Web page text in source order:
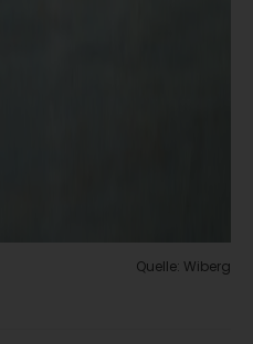
Quelle: Wiberg